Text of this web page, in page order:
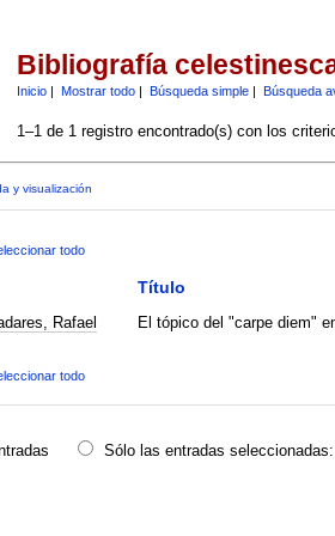
Bibliografía
Inicio| Mostrar todo| Búsqueda simple| Búsqueda
1–1 de 1 registro encontrado(s) con los
y visualización
todo
Título
Rafael El tópico del "carpe diem"
todo
Sólo las entradas seleccionadas: